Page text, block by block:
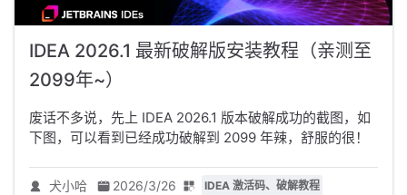
IDEA 2026.1 最新破解版安装教程（亲测至
2099年~）
废话不多说，先上 IDEA 2026.1 版本破解成功的截图，如
下图，可以看到已经成功破解到 2099 年辣，舒服的很！
犬小哈 2026/3/26 IDEA 激活码、破解教程